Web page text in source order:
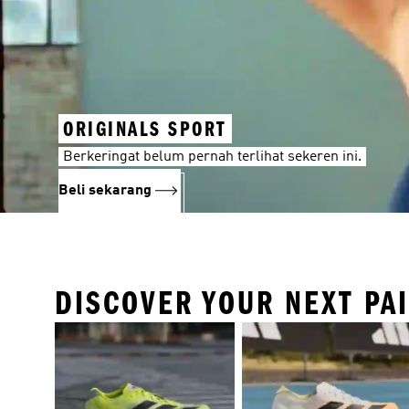
ORIGINALS SPORT
Berkeringat belum pernah terlihat sekeren ini.
Beli sekarang
DISCOVER YOUR NEXT